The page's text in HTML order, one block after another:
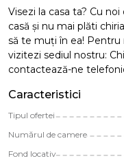
Visezi la casa ta? Cu
casă și nu mai plăti
să te muți în ea!
vizitezi sediul nostru:
contactează-ne
Caracteristici
Tipul ofertei
Numărul de camere
Fond locativ